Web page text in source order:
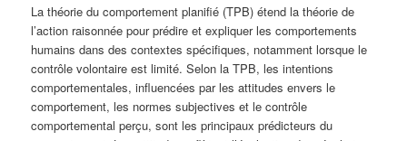
La théorie du comportement planifié (TPB) étend la théorie de
l’action raisonnée pour prédire et expliquer les comportements
humains dans des contextes spécifiques, notamment lorsque le
contrôle volontaire est limité. Selon la TPB, les intentions
comportementales, influencées par les attitudes envers le
comportement, les normes subjectives et le contrôle
comportemental perçu, sont les principaux prédicteurs du